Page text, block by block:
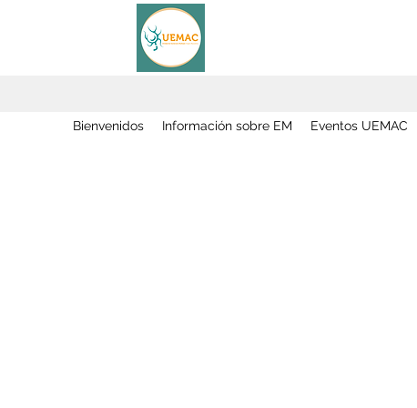
Bienvenidos Información sobre EM Eventos UEMAC